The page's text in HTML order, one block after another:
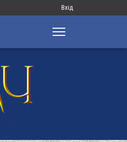
Меню
запису
Вхід